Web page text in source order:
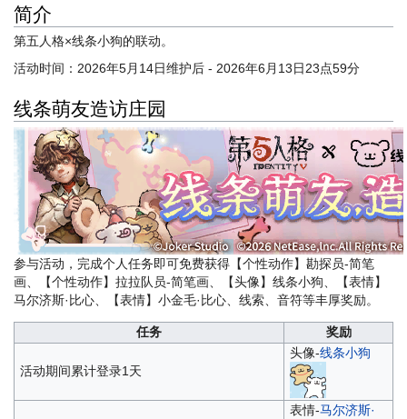
简介
第五人格×线条小狗的联动。
活动时间：2026年5月14日维护后 - 2026年6月13日23点59分
线条萌友造访庄园
参与活动，完成个人任务即可免费获得【个性动作】勘探员-简笔
画、【个性动作】拉拉队员-简笔画、【头像】线条小狗、【表情】
马尔济斯·比心、【表情】小金毛·比心、线索、音符等丰厚奖励。
任务 奖励
活动期间累计登录1天
头像-线条小狗
表情-马尔济斯·